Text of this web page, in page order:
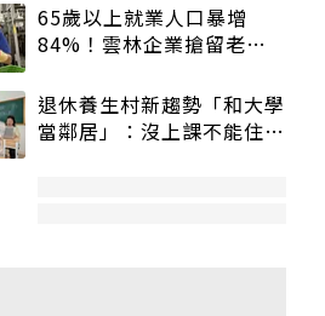
65歲以上就業人口暴增
84%！雲林企業搶留老員
退休養生村新趨勢「和大學
當鄰居」：沒上課不能住、